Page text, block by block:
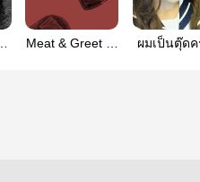
Meat & Greet —
ผมเป็นตุ๊ด